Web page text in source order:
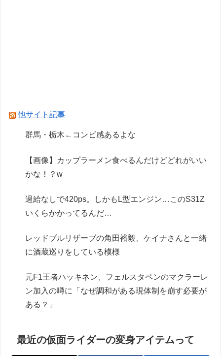
Powered by livedoor 相互RSS
他サイト記事
群馬・栃木←コンビ感あるよな
【画像】カップラーメン食べるんだけどどれがいい
かな！？w
過給なしで420ps。しかもL型エンジン…このS31Z
いくらかかってるんだ…
レッドブルリザーブの角田裕毅、ケイナさんと一緒
に酒蔵巡りをしている模様
元F1王者ハッキネン、フェルスタペンのマクラーレ
ン加入の噂に「なぜ調和がある現体制を崩す必要が
ある？」
最近の仮面ライダーの変身アイテムって